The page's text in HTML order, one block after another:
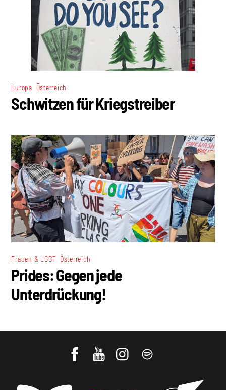
Europa Österreich
Schwitzen für Kriegstreiber
Frauen & LGBT Österreich
Prides: Gegen jede
Unterdrückung!